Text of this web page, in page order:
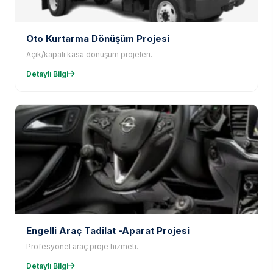
Oto Kurtarma Dönüşüm Projesi
Açık/kapalı kasa dönüşüm projeleri.
Detaylı Bilgi
Engelli Araç Tadilat -Aparat Projesi
Profesyonel araç proje hizmeti.
Detaylı Bilgi